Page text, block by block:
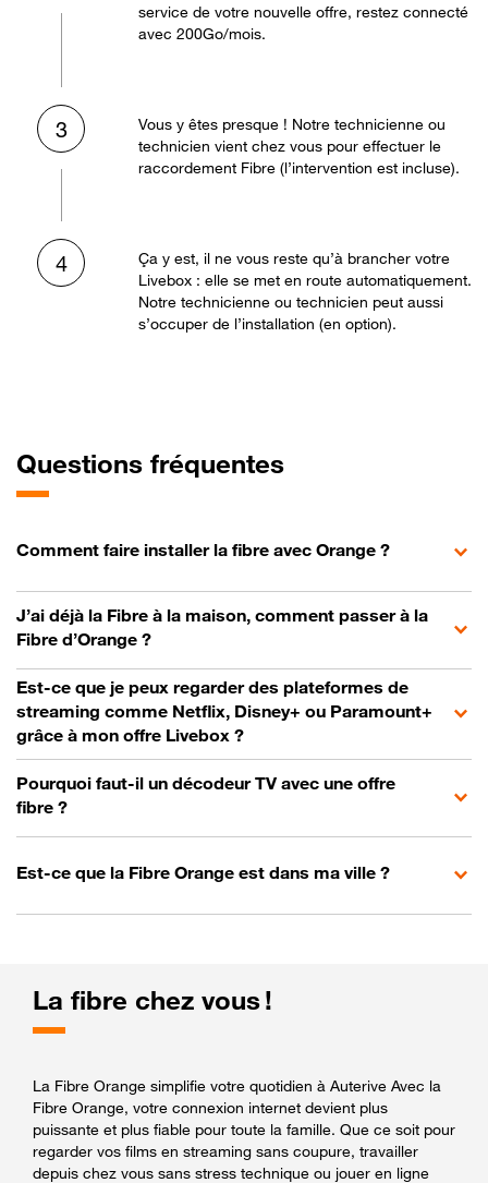
service de votre nouvelle offre, restez connecté
avec 200Go/mois.
3
Vous y êtes presque ! Notre technicienne ou
technicien vient chez vous pour effectuer le
raccordement Fibre (l’intervention est incluse).
4
Ça y est, il ne vous reste qu’à brancher votre
Livebox : elle se met en route automatiquement.
Notre technicienne ou technicien peut aussi
s’occuper de l’installation (en option).
Questions fréquentes
Comment faire installer la fibre avec Orange ?
J’ai déjà la Fibre à la maison, comment passer à la
Fibre d’Orange ?
Est-ce que je peux regarder des plateformes de
streaming comme Netflix, Disney+ ou Paramount+
grâce à mon offre Livebox ?
Pourquoi faut-il un décodeur TV avec une offre
fibre ?
Est-ce que la Fibre Orange est dans ma ville ?
La fibre chez vous !
La Fibre Orange simplifie votre quotidien à Auterive Avec la
Fibre Orange, votre connexion internet devient plus
puissante et plus fiable pour toute la famille. Que ce soit pour
regarder vos films en streaming sans coupure, travailler
depuis chez vous sans stress technique ou jouer en ligne